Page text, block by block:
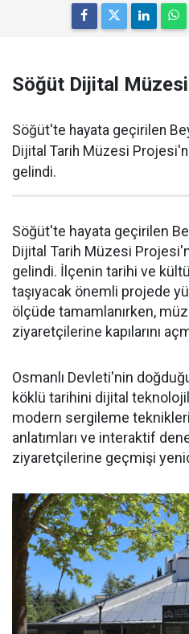
Söğüt Dijital
Söğüt'te hayata geçirilen
Dijital Tarih Müzesi
gelindi.
Söğüt'te hayata geçirilen
Dijital Tarih Müzesi
gelindi. İlçenin tarihi ve
taşıyacak önemli projede
ölçüde tamamlanırken,
ziyaretçilerine kapılarını
Osmanlı Devleti'nin
köklü tarihini dijital
modern sergileme
anlatımları ve interaktif
ziyaretçilerine geçmişi